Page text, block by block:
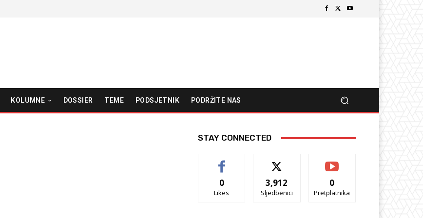
KOLUMNE DOSSIER TEME PODSJETNIK PODRŽITE NAS
STAY CONNECTED
0
Likes
3,912
Sljedbenici
0
Pretplatnika